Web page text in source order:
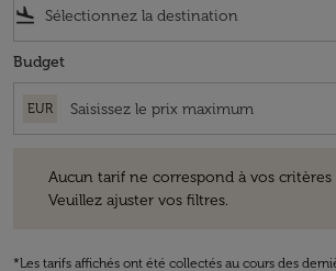
flight_land
Budget
EUR
Aucun tarif ne correspond à vos critères
Veuillez ajuster vos filtres.
*Les tarifs affichés ont été collectés au cours des